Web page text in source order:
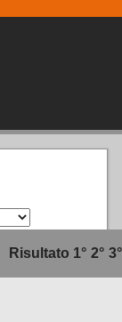
Risultato 1° 2° 3°